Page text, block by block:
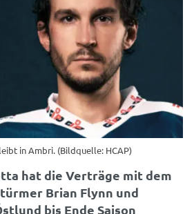
in Ambri. (Bildquelle: HCAP)
hat die Verträge mit dem
Brian Flynn und
bis Ende Saison